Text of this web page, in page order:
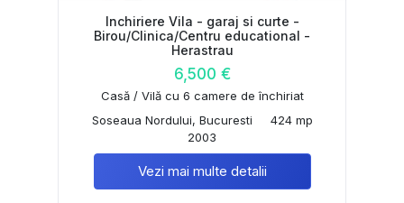
Inchiriere Vila - garaj si curte -
Birou/Clinica/Centru educational -
Herastrau
6,500 €
Casă / Vilă cu 6 camere de închiriat
Soseaua Nordului, Bucuresti
424 mp
2003
Vezi mai multe detalii